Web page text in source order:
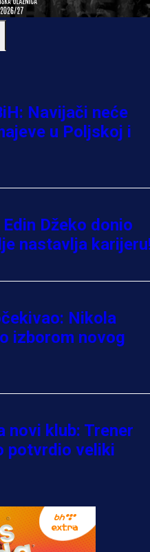
Navijači neće
u Poljskoj i
Džeko donio
nastavlja
Nikola
izborom novog
novi klub: Trener
potvrdio veliki
predsjednika